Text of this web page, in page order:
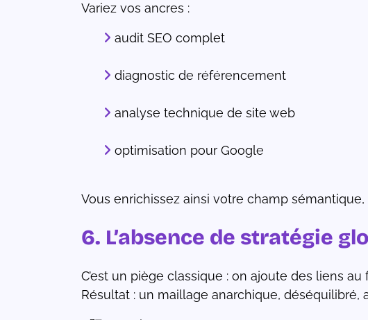
Variez vos ancres :
audit SEO complet
diagnostic de référencement
analyse technique de site web
optimisation pour Google
Vous enrichissez ainsi votre champ
6. L’absence de stratégie
C’est un piège classique : on ajoute des liens
Résultat : un maillage anarchique, déséquilibré,